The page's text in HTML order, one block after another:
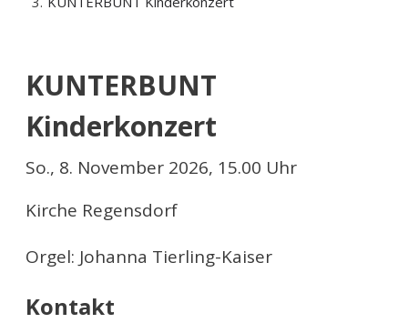
KUNTERBUNT
Kinderkonzert
So., 8. November 2026, 15.00 Uhr
Kirche Regensdorf
Orgel: Johanna Tierling-Kaiser
Kontakt